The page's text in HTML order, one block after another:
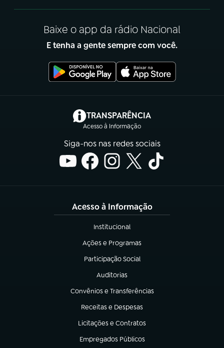
Baixe o app da rádio Nacional
E tenha a gente sempre com você.
TRANSPARÊNCIA
Acesso à Informação
(abre em nova aba)
Siga-nos nas redes sociais
Acesso à Informação
Institucional
(abre em nova aba)
Ações e Programas
(abre em nova aba)
Participação Social
(abre em nova aba)
Auditorias
(abre em nova aba)
Convênios e Transferências
(abre em nova aba)
Receitas e Despesas
(abre em nova aba)
Licitações e Contratos
(abre em nova aba)
Empregados Públicos
(abre em nova aba)